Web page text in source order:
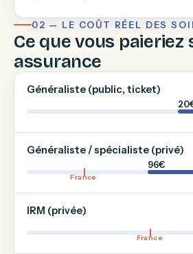
02 — LE COÛT RÉEL DES
Ce que vous paieriez
assurance
Généraliste (public, ticket)
Généraliste / spécialiste (privé)
96€
France
IRM (privée)
France